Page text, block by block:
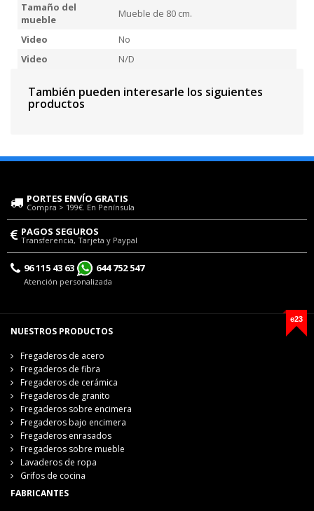
Tamaño del
mueble
Mueble de 80 cm.
Video
No
Video
N/D
También pueden interesarle los siguientes
productos
PORTES ENVÍO GRATIS
Compra > 199€. En Península
PAGOS SEGUROS
Transferencia, Tarjeta y Paypal
96 115 43 63 644 752 547
Atención personalizada
e23
NUESTROS PRODUCTOS
Fregaderos de acero
Fregaderos de fibra
Fregaderos de cerámica
Fregaderos de granito
Fregaderos sobre encimera
Fregaderos bajo encimera
Fregaderos enrasados
Fregaderos sobre mueble
Lavaderos de ropa
Grifos de cocina
FABRICANTES